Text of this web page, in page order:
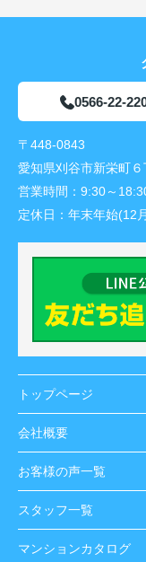
0566-22-
〒448-0843
愛知県刈谷市新栄町６
営業時間： 9:30～
定休日： 年末年始(12
トップページ
会社概要
お客様の声一覧
スタッフ一覧
マンションカタログ